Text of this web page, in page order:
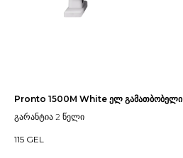
Pronto 1500M White ელ გამათბობელი
გარანტია 2 წელი
115 GEL